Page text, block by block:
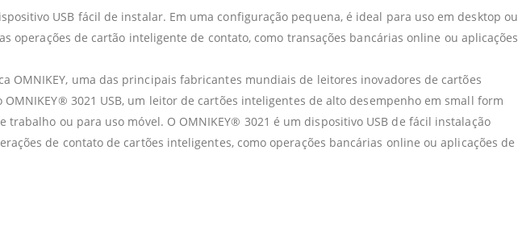
USB fácil de instalar. Em uma configuração pequena, é ideal para uso em desktop ou
operações de cartão inteligente de contato, como transações bancárias online ou aplicações
OMNIKEY, uma das principais fabricantes mundiais de leitores inovadores de cartões
OMNIKEY® 3021 USB, um leitor de cartões inteligentes de alto desempenho em small form
trabalho ou para uso móvel. O OMNIKEY® 3021 é um dispositivo USB de fácil instalação
de contato de cartões inteligentes, como operações bancárias online ou aplicações de